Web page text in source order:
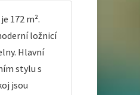
172 m².
ložnicí
Hlavní
stylu s
jsou